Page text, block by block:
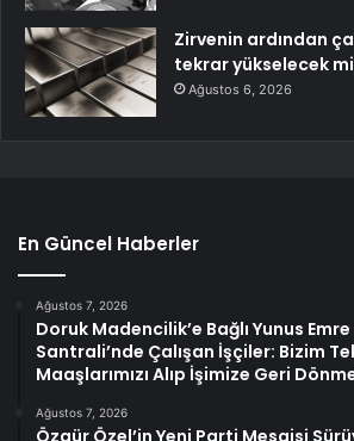
Zirvenin ardından
tekrar yükselecek
Ağustos 6, 2026
En Güncel Haberler
Ağustos 7, 2026
Doruk Madencilik’e Bağlı Yunus
Santrali’nde Çalışan İşçiler: Bizim
Maaşlarımızı Alıp İşimize Geri
Ağustos 7, 2026
Özgür Özel’in Yeni Parti Mesaisi